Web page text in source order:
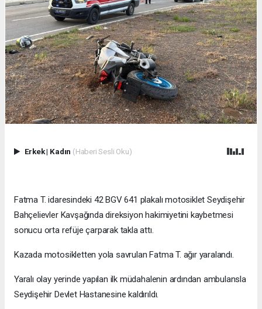
Erkek| Kadın (Haberi Sesli Oku)
Fatma T. idaresindeki 42 BGV 641 plakalı motosiklet Seydişehir
Bahçelievler Kavşağında direksiyon hakimiyetini kaybetmesi
sonucu orta refüje çarparak takla attı.
Kazada motosikletten yola savrulan Fatma T. ağır yaralandı.
Yaralı olay yerinde yapılan ilk müdahalenin ardından ambulansla
Seydişehir Devlet Hastanesine kaldırıldı.